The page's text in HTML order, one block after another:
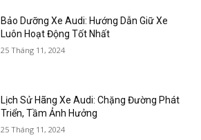
Bảo Dưỡng Xe Audi: Hướng Dẫn Giữ Xe
Luôn Hoạt Động Tốt Nhất
25 Tháng 11, 2024
Lịch Sử Hãng Xe Audi: Chặng Đường Phát
Triển, Tầm Ảnh Hưởng
25 Tháng 11, 2024